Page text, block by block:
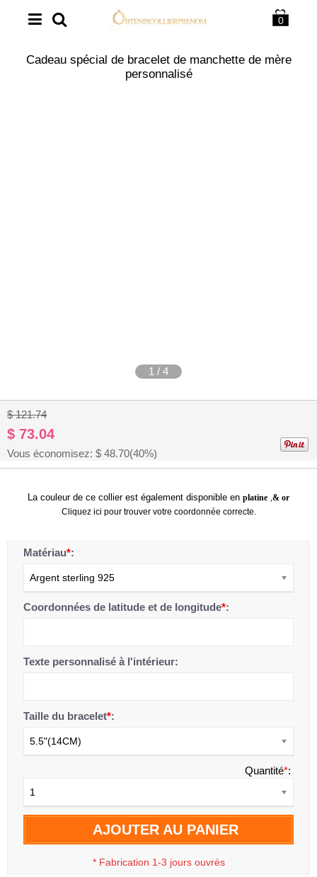
0
Cadeau spécial de bracelet de manchette de mère
personnalisé
1 / 4
$ 121.74
$ 73.04
Vous économisez: $ 48.70(40%)
La couleur de ce collier est également disponible en platine ,& or
Cliquez ici pour trouver votre coordonnée correcte.
Matériau*:
Argent sterling 925
Coordonnées de latitude et de longitude*:
Texte personnalisé à l'intérieur:
Taille du bracelet*:
5.5"(14CM)
Quantité*:
1
AJOUTER AU PANIER
* Fabrication 1-3 jours ouvrés